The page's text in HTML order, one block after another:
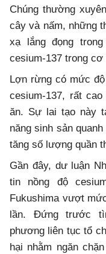
Chúng thường
cây và nấm, những
xạ lắng đọng
cesium-137 trong cơ
Lợn rừng có mức
cesium-137, rất
ăn. Sự lai tạo này
năng sinh sản
tăng số lượng quần
Gần đây, dư luận
tin nồng độ
Fukushima vượt
lần. Đứng trước
phương liên tục tổ
hại nhằm ngăn